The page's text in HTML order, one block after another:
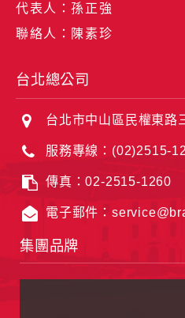
代表人：孫正強
聯絡人：陳素珍
台北總公司
台北市中山區民權東路
服務專線：(02)2515-
傳真：02-2515-1260
電子郵件：
集團品牌